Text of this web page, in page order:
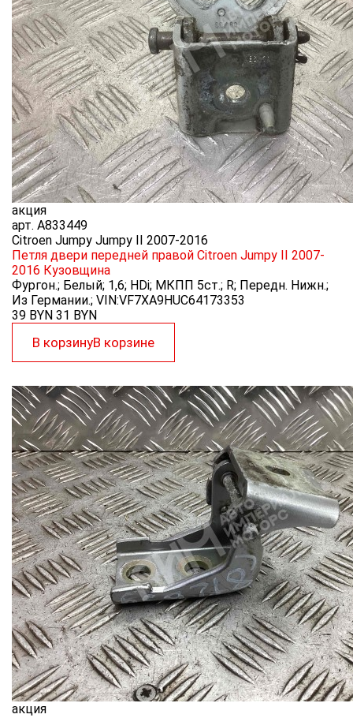
акция
арт. A833449
Citroen Jumpy Jumpy II 2007-2016
Петля двери передней правой Citroen Jumpy II 2007-
2016 Кузовщина
Фургон.; Белый; 1,6; HDi; МКПП 5ст.; R; Передн. Нижн.;
Из Германии.; VIN:VF7XA9HUC64173353
39 BYN 31 BYN
В корзинуВ корзине
акция